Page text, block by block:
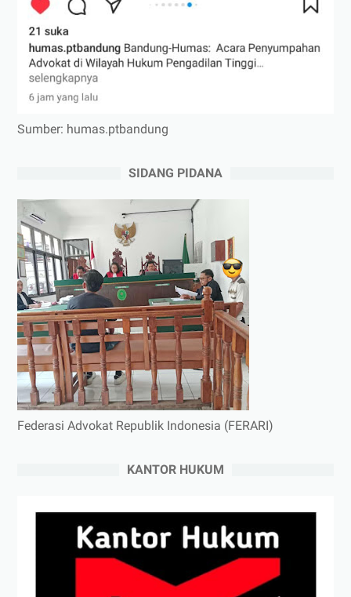
Sumber: humas.ptbandung
SIDANG PIDANA
Federasi Advokat Republik Indonesia (FERARI)
KANTOR HUKUM